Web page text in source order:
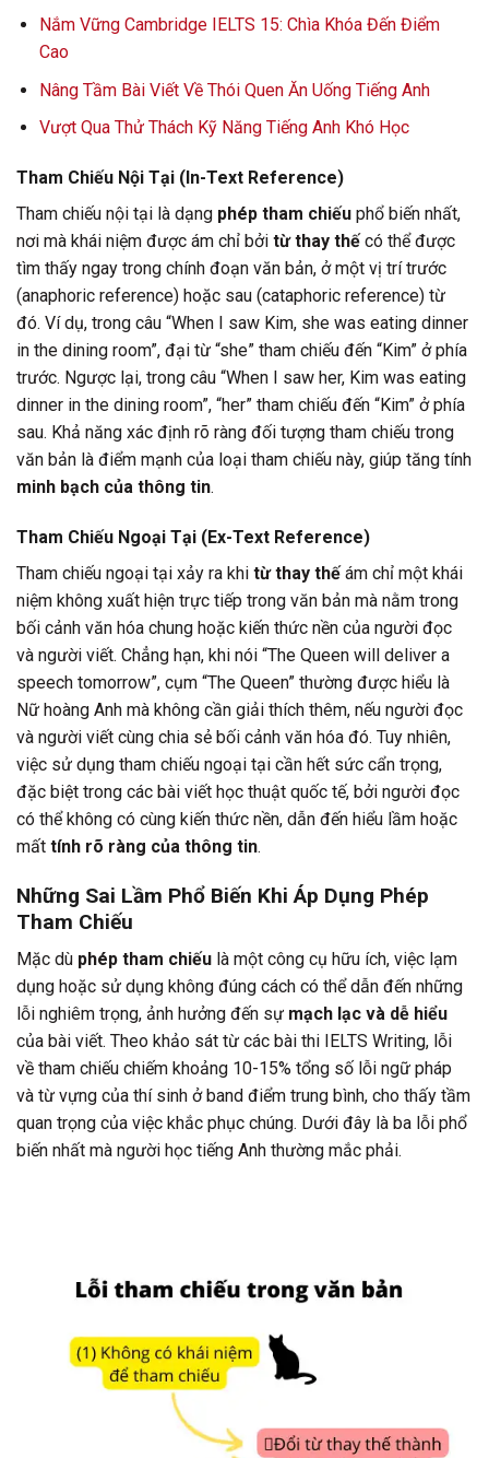
Nắm Vững Cambridge IELTS 15: Chìa Khóa Đến Điểm
Cao
Nâng Tầm Bài Viết Về Thói Quen Ăn Uống Tiếng Anh
Vượt Qua Thử Thách Kỹ Năng Tiếng Anh Khó Học
Tham Chiếu Nội Tại (In-Text Reference)
Tham chiếu nội tại là dạng phép tham chiếu phổ biến nhất,
nơi mà khái niệm được ám chỉ bởi từ thay thếcó thể được
tìm thấy ngay trong chính đoạn văn bản, ở một vị trí trước
(anaphoric reference) hoặc sau (cataphoric reference) từ
đó. Ví dụ, trong câu “When I saw Kim, she was eating dinner
in the dining room”, đại từ “she” tham chiếu đến “Kim” ở phía
trước. Ngược lại, trong câu “When I saw her, Kim was eating
dinner in the dining room”, “her” tham chiếu đến “Kim” ở phía
sau. Khả năng xác định rõ ràng đối tượng tham chiếu trong
văn bản là điểm mạnh của loại tham chiếu này, giúp tăng tính
minh bạch của thông tin.
Tham Chiếu Ngoại Tại (Ex-Text Reference)
Tham chiếu ngoại tại xảy ra khi từ thay thếám chỉ một khái
niệm không xuất hiện trực tiếp trong văn bản mà nằm trong
bối cảnh văn hóa chung hoặc kiến thức nền của người đọc
và người viết. Chẳng hạn, khi nói “The Queen will deliver a
speech tomorrow”, cụm “The Queen” thường được hiểu là
Nữ hoàng Anh mà không cần giải thích thêm, nếu người đọc
và người viết cùng chia sẻ bối cảnh văn hóa đó. Tuy nhiên,
việc sử dụng tham chiếu ngoại tại cần hết sức cẩn trọng,
đặc biệt trong các bài viết học thuật quốc tế, bởi người đọc
có thể không có cùng kiến thức nền, dẫn đến hiểu lầm hoặc
mất tính rõ ràng của thông tin.
Những Sai Lầm Phổ Biến Khi Áp Dụng Phép
Tham Chiếu
Mặc dù phép tham chiếu là một công cụ hữu ích, việc lạm
dụng hoặc sử dụng không đúng cách có thể dẫn đến những
lỗi nghiêm trọng, ảnh hưởng đến sự mạch lạc và dễ hiểu
của bài viết. Theo khảo sát từ các bài thi IELTS Writing, lỗi
về tham chiếu chiếm khoảng 10-15% tổng số lỗi ngữ pháp
và từ vựng của thí sinh ở band điểm trung bình, cho thấy tầm
quan trọng của việc khắc phục chúng. Dưới đây là ba lỗi phổ
biến nhất mà người học tiếng Anh thường mắc phải.